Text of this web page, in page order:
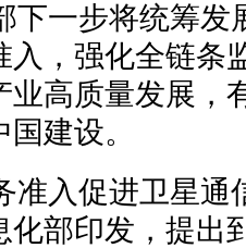
下一步将统筹发
入，强化全链条
业高质量发展，
建设。
准入促进卫星
化部印发，提出